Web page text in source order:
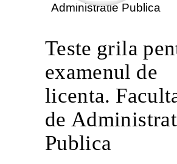
STOC
Teste grila
examenul de
licenta.
de
Publica